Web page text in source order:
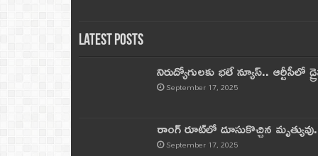
Latest Posts
నిరుద్యోగులకు భలే న్యూస్.. ఆర్టీసీలో
September 17, 2025
రాంగ్ రూట్‌లో దూసుకొచ్చిన
September 17, 2025